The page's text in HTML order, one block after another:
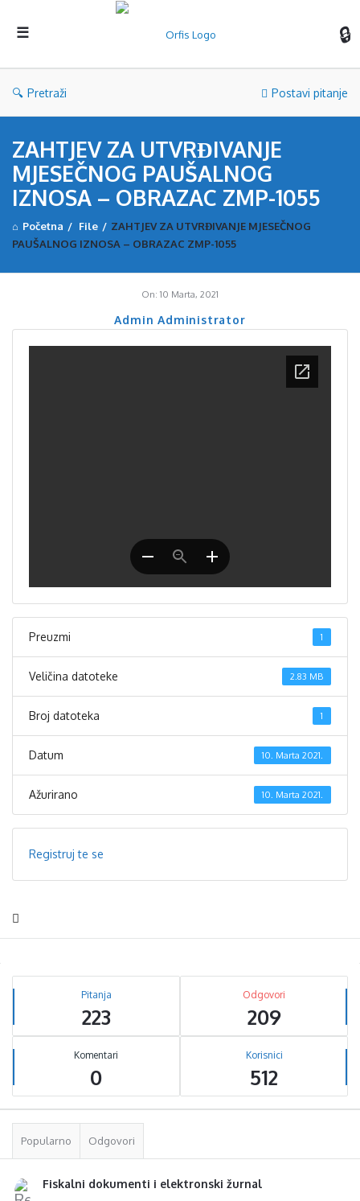
Pretraži Postavi pitanje
ZAHTJEV ZA UTVRĐIVANJE
MJESEČNOG PAUŠALNOG
IZNOSA – OBRAZAC ZMP-1055
Početna / File / ZAHTJEV ZA UTVRĐIVANJE MJESEČNOG
PAUŠALNOG IZNOSA – OBRAZAC ZMP-1055
On: 10 Marta, 2021
Admin Administrator
Preuzmi 1
Veličina datoteke 2.83 MB
Broj datoteka 1
Datum 10. Marta 2021.
Ažurirano 10. Marta 2021.
Registruj te se
Sidebar
Stats Pitanja
223
Odgovori
209
Komentari
0
Korisnici
512
Popularno Odgovori
Fiskalni dokumenti i elektronski žurnal